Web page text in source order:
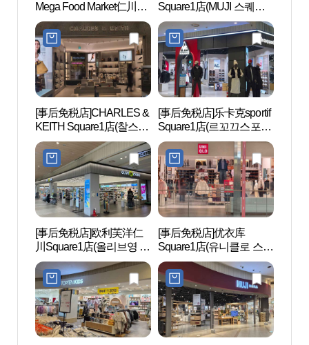
Mega Food Market仁川延
寿店(홈플러스 메가푸드
마켓 인천연수점)
Square1店(MUJI 스퀘어
원점)
[事后免税店]CHARLES &
KEITH Square1店(찰스앤
키스 스퀘어원점)
[事后免税店]乐卡克sportif
Square1店(르꼬끄스포르
티브 스퀘어원점)
[事后免税店]欧利芙洋仁
川Square1店(올리브영 인
천스퀘어원점)
[事后免税店]优衣库
Square1店(유니클로 스케
어원점)